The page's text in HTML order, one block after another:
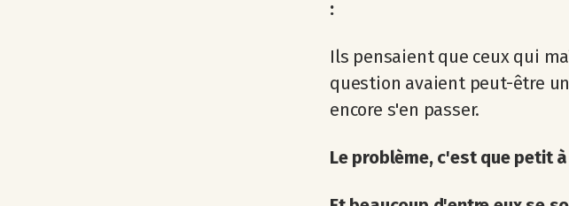
:
Ils pensaient que ceux qui
question avaient peut-être
encore s'en passer.
Le problème, c'est que petit